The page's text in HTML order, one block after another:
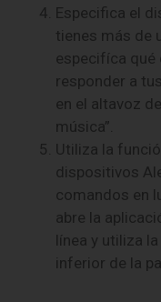
Especifica el
tienes más de
especifíca qué
responder a
en el altavoz
música”.
Utiliza la
dispositivos
comandos en
abre la
línea y utiliza
inferior de la